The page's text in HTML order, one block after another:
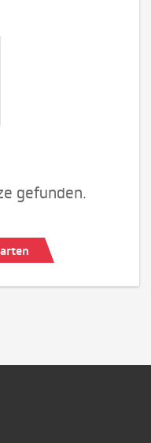
gefunden.